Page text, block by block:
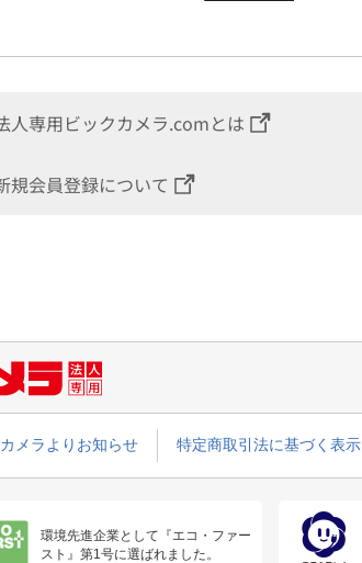
人専用ビックカメラ.comとは
規会員登録について
メラよりお知らせ 特定商取引法に基づく表示
環境先進企業として『エコ・ファー
スト』第1号に選ばれました。